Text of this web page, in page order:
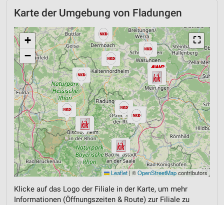
Karte der Umgebung von Fladungen
⛶
+
−
Leaflet | ©OpenStreetMapcontributors
Klicke auf das Logo der Filiale in der Karte, um mehr
Informationen (Öffnungszeiten & Route) zur Filiale zu